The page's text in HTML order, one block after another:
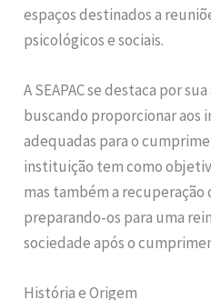
espaços destinados a
psicológicos e sociais.
A SEAPAC se destaca por
buscando proporcionar aos
adequadas para o
instituição tem como
mas também a
preparando-os para uma
sociedade após o
História e Origem